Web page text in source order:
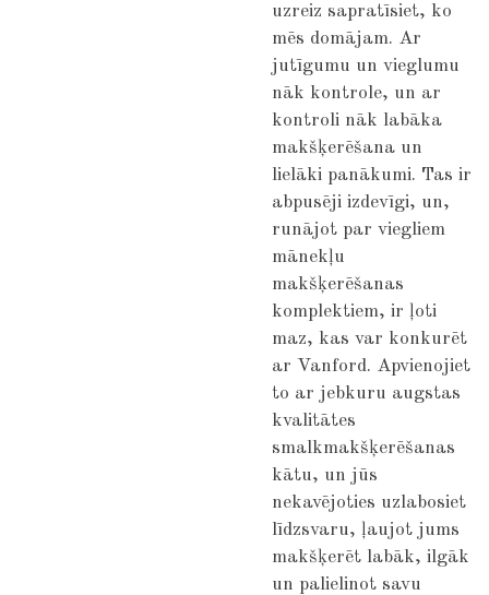
uzreiz sapratīsiet, ko
mēs domājam. Ar
jutīgumu un vieglumu
nāk kontrole, un ar
kontroli nāk labāka
makšķerēšana un
lielāki panākumi. Tas ir
abpusēji izdevīgi, un,
runājot par viegliem
mānekļu
makšķerēšanas
komplektiem, ir ļoti
maz, kas var konkurēt
ar Vanford. Apvienojiet
to ar jebkuru augstas
kvalitātes
smalkmakšķerēšanas
kātu, un jūs
nekavējoties uzlabosiet
līdzsvaru, ļaujot jums
makšķerēt labāk, ilgāk
un palielinot savu